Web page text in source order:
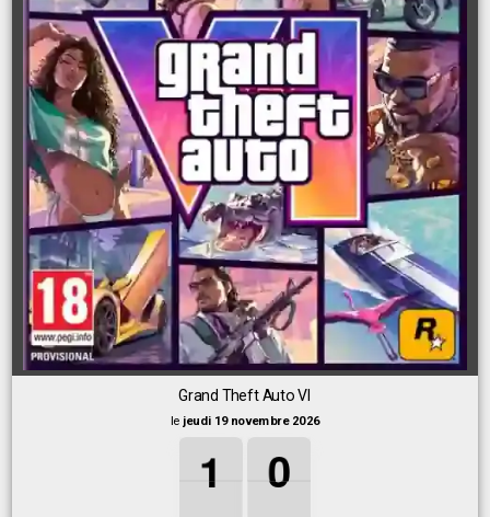
Grand Theft Auto VI
le jeudi 19 novembre 2026
1
1
1
1 0
0
0
0